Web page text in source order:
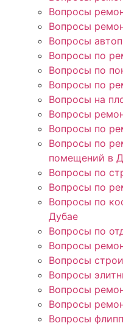
Вопросы
Вопросы
Вопросы
Вопросы по
Вопросы по
Вопросы по
Вопросы на
Вопросы
Вопросы по
Вопросы по
помещений в
Вопросы по
Вопросы по
Вопросы по
Дубае
Вопросы по
Вопросы
Вопросы
Вопросы
Вопросы
Вопросы
Вопросы